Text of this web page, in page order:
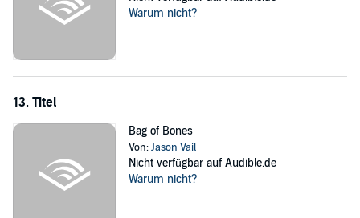
Warum nicht?
13. Titel
Bag of Bones
Von:Jason Vail
Nicht verfügbar auf Audible.de
Warum nicht?